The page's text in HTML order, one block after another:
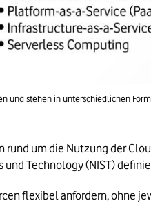
und stehen in unterschiedlichen
um die Nutzung der
Technology (NIST)
flexibel anfordern, ohne